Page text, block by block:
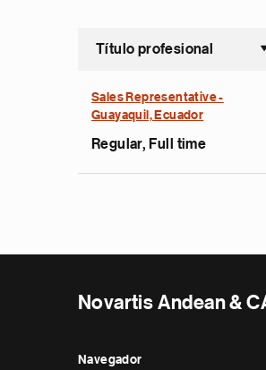
Título profesional
Sales Representative -
Guayaquil, Ecuador
Regular, Full time
Novartis Andean &
Navegador